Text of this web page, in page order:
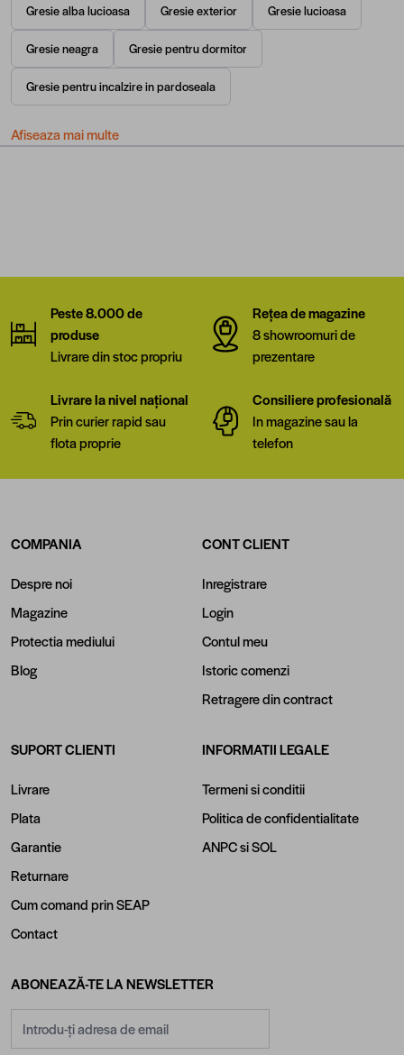
Gresie alba lucioasa Gresie exterior Gresie lucioasa
Gresie neagra Gresie pentru dormitor
Gresie pentru incalzire in pardoseala
Afiseaza mai multe
Peste 8.000 de
produse
Livrare din stoc propriu
Rețea de magazine
8 showroomuri de
prezentare
Livrare la nivel național
Prin curier rapid sau
flota proprie
Consiliere profesională
In magazine sau la
telefon
COMPANIA
Despre noi
Magazine
Protectia mediului
Blog
CONT CLIENT
Inregistrare
Login
Contul meu
Istoric comenzi
Retragere din contract
SUPORT CLIENTI
Livrare
Plata
Garantie
Returnare
Cum comand prin SEAP
Contact
INFORMATII LEGALE
Termeni si conditii
Politica de confidentialitate
ANPCsiSOL
ABONEAZĂ-TE LA NEWSLETTER